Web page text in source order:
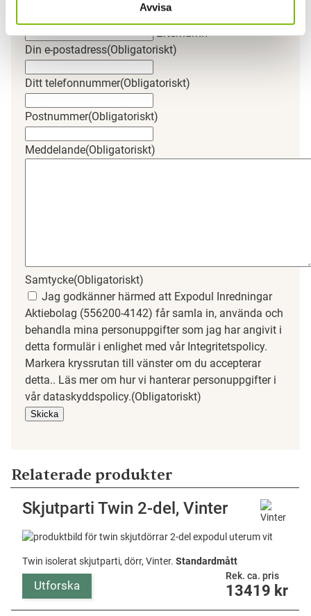
Avvisa
Efternamn
Din e-postadress(Obligatoriskt)
Ditt telefonnummer(Obligatoriskt)
Postnummer(Obligatoriskt)
Meddelande(Obligatoriskt)
Samtycke(Obligatoriskt)
Jag godkänner härmed att Expodul Inredningar
Aktiebolag (556200-4142) får samla in, använda och
behandla mina personuppgifter som jag har angivit i
detta formulär i enlighet med vår Integritetspolicy.
Markera kryssrutan till vänster om du accepterar
detta.. Läs mer om hur vi hanterar personuppgifter i
vår dataskyddspolicy.(Obligatoriskt)
Relaterade produkter
Skjutparti Twin 2-del, Vinter
Twin isolerat skjutparti, dörr, Vinter. Standardmått
Utforska
Rek. ca. pris
13419 kr